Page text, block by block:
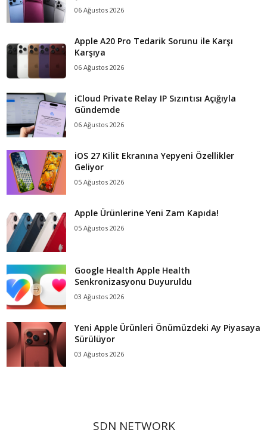
06 Ağustos 2026
Apple A20 Pro Tedarik Sorunu ile Karşı
Karşıya
06 Ağustos 2026
iCloud Private Relay IP Sızıntısı Açığıyla
Gündemde
06 Ağustos 2026
iOS 27 Kilit Ekranına Yepyeni Özellikler
Geliyor
05 Ağustos 2026
Apple Ürünlerine Yeni Zam Kapıda!
05 Ağustos 2026
Google Health Apple Health
Senkronizasyonu Duyuruldu
03 Ağustos 2026
Yeni Apple Ürünleri Önümüzdeki Ay Piyasaya
Sürülüyor
03 Ağustos 2026
SDN NETWORK